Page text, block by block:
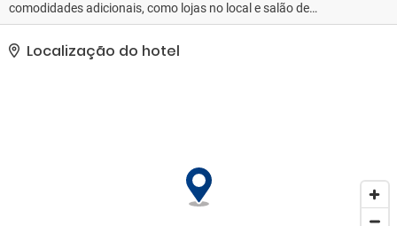
comodidades adicionais, como lojas no local e salão de
banquetes.. Esta propriedade recebeu sua classificação oficial de
estrelas da Agência de Desenvolvimento de Turismo da França, a
ATOUT France.. As comodidades presentes incluem check-in
Localização do hotel